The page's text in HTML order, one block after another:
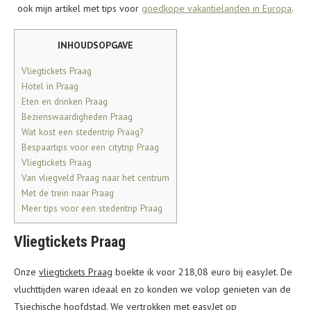
ook mijn artikel met tips voor goedkope vakantielanden in Europa.
INHOUDSOPGAVE
Vliegtickets Praag
Hotel in Praag
Eten en drinken Praag
Bezienswaardigheden Praag
Wat kost een stedentrip Praag?
Bespaartips voor een citytrip Praag
Vliegtickets Praag
Van vliegveld Praag naar het centrum
Met de trein naar Praag
Meer tips voor een stedentrip Praag
Vliegtickets Praag
Onze vliegtickets Praag boekte ik voor 218,08 euro bij easyJet. De
vluchttijden waren ideaal en zo konden we volop genieten van de
Tsjechische hoofdstad. We vertrokken met easyJet op